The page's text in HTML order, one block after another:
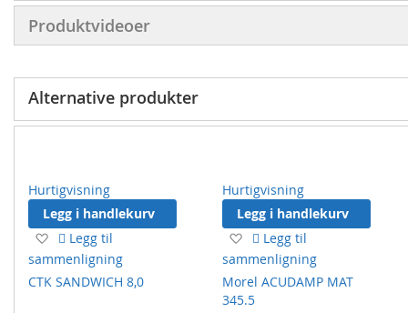
Produktvideoer
Alternative produkter
Hurtigvisning
Legg i handlekurv
Legg
til
ønskeliste
Legg til
sammenligning
CTK SANDWICH 8,0
Hurtigvisning
Legg i handlekurv
Legg
til
ønskeliste
Legg til
sammenligning
Morel ACUDAMP MAT
345.5